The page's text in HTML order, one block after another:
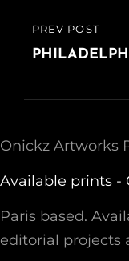
PREVIOUS
POST
PREV POST
Onickz Artworks
Available prints -
Paris based.
editorial projects